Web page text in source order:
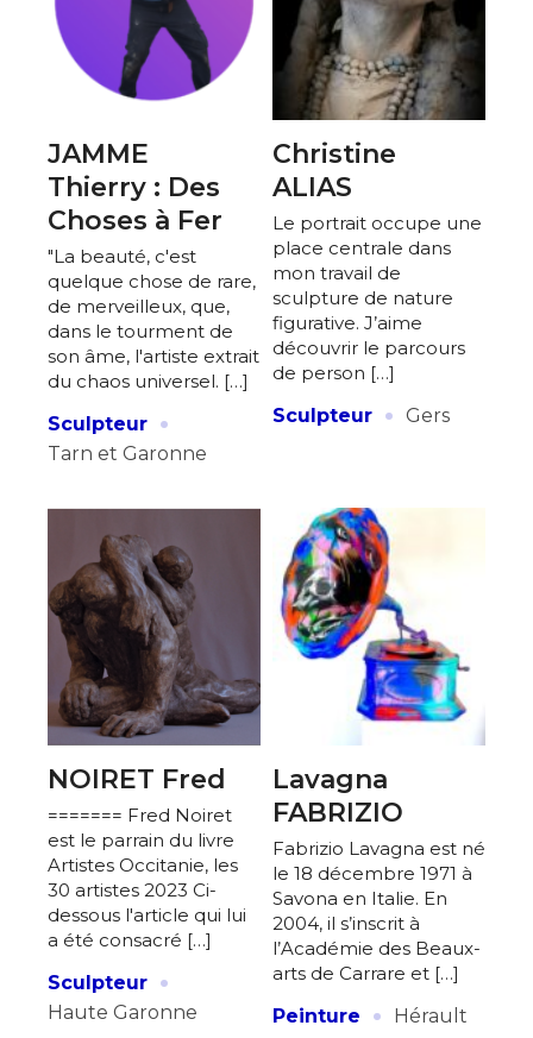
JAMME
Thierry : Des
Choses à Fer
"La beauté, c'est
quelque chose de rare,
de merveilleux, que,
dans le tourment de
son âme, l'artiste extrait
du chaos universel. […]
Sculpteur ·
Tarn et Garonne
Christine
ALIAS
Le portrait occupe une
place centrale dans
mon travail de
sculpture de nature
figurative. J’aime
découvrir le parcours
de person […]
Sculpteur · Gers
NOIRET Fred
======= Fred Noiret
est le parrain du livre
Artistes Occitanie, les
30 artistes 2023 Ci-
dessous l'article qui lui
a été consacré […]
Sculpteur ·
Haute Garonne
Lavagna
FABRIZIO
Fabrizio Lavagna est né
le 18 décembre 1971 à
Savona en Italie. En
2004, il s’inscrit à
l’Académie des Beaux-
arts de Carrare et […]
Peinture
· Hérault